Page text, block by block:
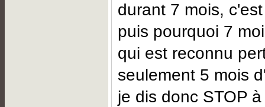
durant 7 mois,
puis pourquoi 7
qui est reconnu
seulement 5 mois
je dis donc STOP